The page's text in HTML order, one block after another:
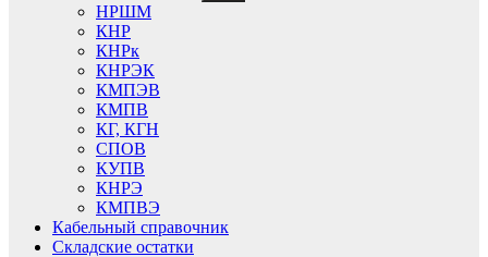
НРШМ
КНР
КНРк
КНРЭК
КМПЭВ
КМПВ
КГ, КГН
СПОВ
КУПВ
КНРЭ
КМПВЭ
Кабельный справочник
Складские остатки